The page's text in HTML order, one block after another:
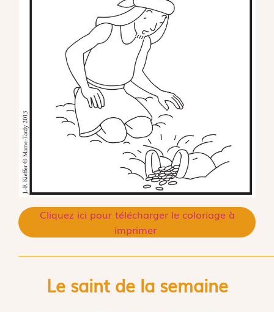
Cliquez ici pour télécharger le coloriage à
imprimer
Le saint de la semaine